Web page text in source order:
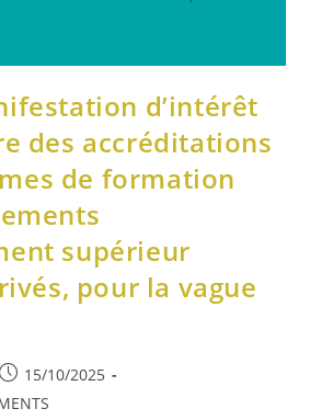
d’intérêt
des accréditations
de formation
supérieur
pour la vague
15/10/2025